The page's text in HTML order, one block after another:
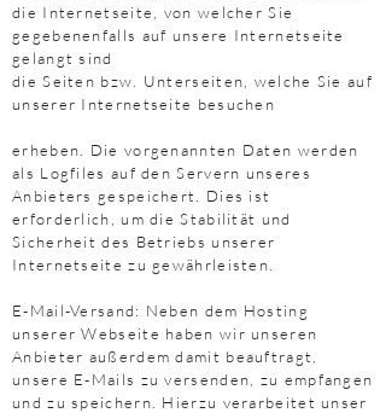
die Internetseite, von welcher Sie
gegebenenfalls auf unsere Internetseite
gelangt sind
die Seiten bzw. Unterseiten, welche Sie auf
unserer Internetseite besuchen
erheben. Die vorgenannten Daten werden
als Logfiles auf den Servern unseres
Anbieters gespeichert. Dies ist
erforderlich, um die Stabilität und
Sicherheit des Betriebs unserer
Internetseite zu gewährleisten.
E-Mail-Versand: Neben dem Hosting
unserer Webseite haben wir unseren
Anbieter außerdem damit beauftragt,
unsere E-Mails zu versenden, zu empfangen
und zu speichern. Hierzu verarbeitet unser